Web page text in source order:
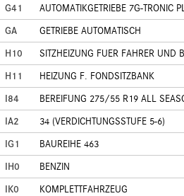
G41
AUTOMATIKGETRIEBE 7G-TRONIC
GA
GETRIEBE AUTOMATISCH
H10
SITZHEIZUNG FUER FAHRER UND
H11
HEIZUNG F. FONDSITZBANK
I84
BEREIFUNG 275/55 R19 ALL
IA2
34 (VERDICHTUNGSSTUFE 5-6)
IG1
BAUREIHE 463
IH0
BENZIN
IK0
KOMPLETTFAHRZEUG